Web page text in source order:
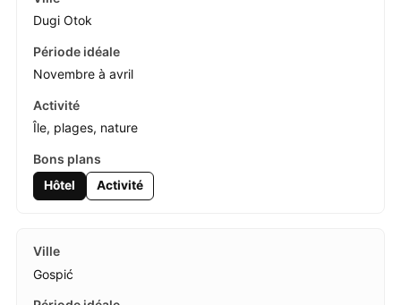
Dugi Otok
Novembre à avril
Île, plages, nature
Hôtel Activité
Gospić